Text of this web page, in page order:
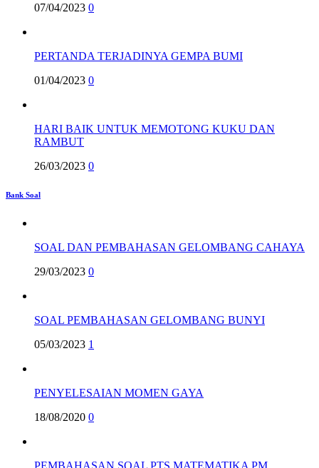
07/04/2023 0
PERTANDA TERJADINYA GEMPA BUMI
01/04/2023 0
HARI BAIK UNTUK MEMOTONG KUKU DAN
RAMBUT
26/03/2023 0
Bank Soal
SOAL DAN PEMBAHASAN GELOMBANG CAHAYA
29/03/2023 0
SOAL PEMBAHASAN GELOMBANG BUNYI
05/03/2023 1
PENYELESAIAN MOMEN GAYA
18/08/2020 0
PEMBAHASAN SOAL PTS MATEMATIKA PM